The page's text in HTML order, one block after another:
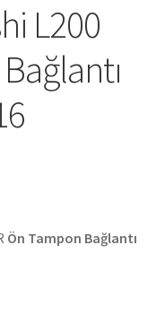
L200
Ön Tampon Bağlantı